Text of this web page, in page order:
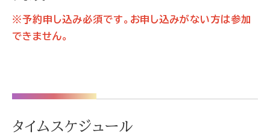
※予約申し込み必須です。お申し込みがない方は参加
できません。
タイムスケジュール